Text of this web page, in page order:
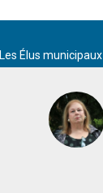
Les Élus municipaux